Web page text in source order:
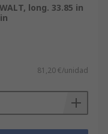
long. 33.85 in
81,20 €/unidad